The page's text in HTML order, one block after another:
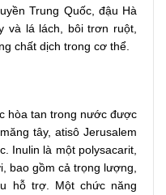
Trung Quốc, đậu Hà
và lá lách, bôi trơn ruột,
chất dịch trong cơ thể.
hòa tan trong nước được
tây, atisô Jerusalem
Inulin là một polysacarit,
bao gồm cả trọng lượng,
hỗ trợ. Một chức năng